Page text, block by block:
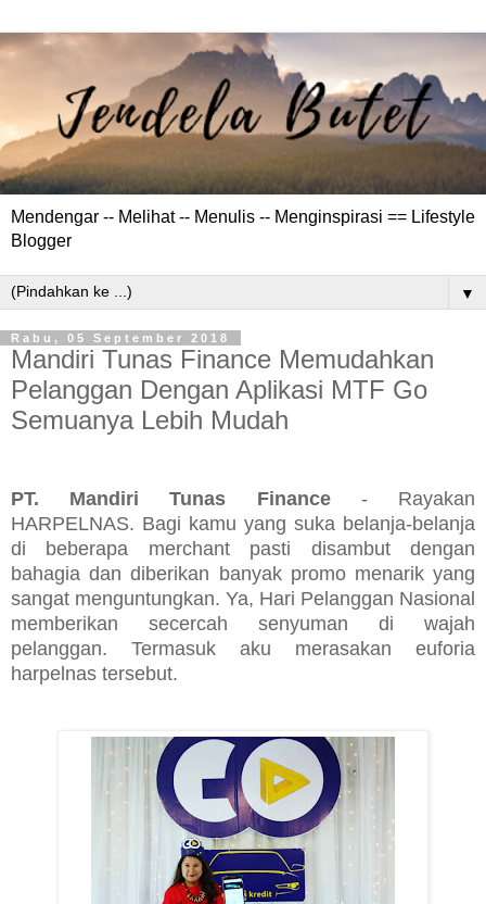
Mendengar -- Melihat -- Menulis -- Menginspirasi == Lifestyle
Blogger
▼
Rabu, 05 September 2018
Mandiri Tunas Finance Memudahkan
Pelanggan Dengan Aplikasi MTF Go
Semuanya Lebih Mudah
PT. Mandiri Tunas Finance- Rayakan
HARPELNAS. Bagi kamu yang suka belanja-belanja
di beberapa merchant pasti disambut dengan
bahagia dan diberikan banyak promo menarik yang
sangat menguntungkan. Ya, Hari Pelanggan Nasional
memberikan secercah senyuman di wajah
pelanggan. Termasuk aku merasakan euforia
harpelnas tersebut.